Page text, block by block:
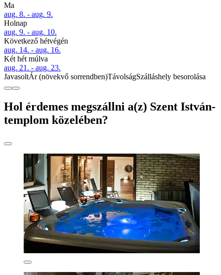
Ma
aug. 8. - aug. 9.
Holnap
aug. 9. - aug. 10.
Következő hétvégén
aug. 14. - aug. 16.
Két hét múlva
aug. 21. - aug. 23.
JavasoltÁr (növekvő sorrendben)TávolságSzálláshely besorolása
Hol érdemes megszállni a(z) Szent István-
templom közelében?